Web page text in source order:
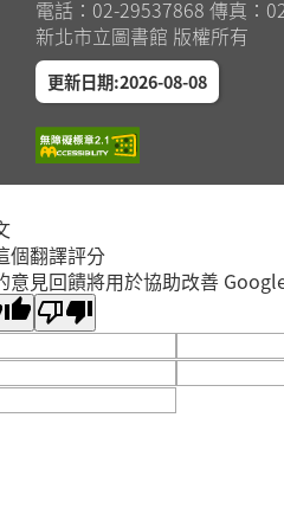
電話：02-29537868 傳真：
新北市立圖書館 版權所有
更新日期:2026-08-08
個翻譯評分
意見回饋將用於協助改善